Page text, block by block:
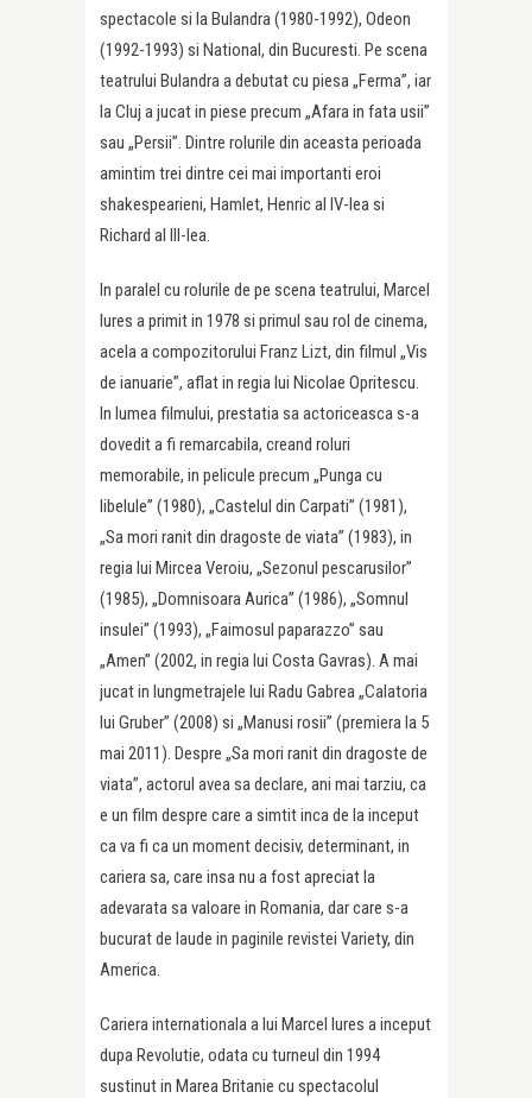
spectacole si la Bulandra (1980-1992), Odeon
(1992-1993) si National, din Bucuresti. Pe scena
teatrului Bulandra a debutat cu piesa „Ferma”, iar
la Cluj a jucat in piese precum „Afara in fata usii”
sau „Persii”. Dintre rolurile din aceasta perioada
amintim trei dintre cei mai importanti eroi
shakespearieni, Hamlet, Henric al IV-lea si
Richard al III-lea.
In paralel cu rolurile de pe scena teatrului, Marcel
Iures a primit in 1978 si primul sau rol de cinema,
acela a compozitorului Franz Lizt, din filmul „Vis
de ianuarie”, aflat in regia lui Nicolae Opritescu.
In lumea filmului, prestatia sa actoriceasca s-a
dovedit a fi remarcabila, creand roluri
memorabile, in pelicule precum „Punga cu
libelule” (1980), „Castelul din Carpati” (1981),
„Sa mori ranit din dragoste de viata” (1983), in
regia lui Mircea Veroiu, „Sezonul pescarusilor”
(1985), „Domnisoara Aurica” (1986), „Somnul
insulei” (1993), „Faimosul paparazzo” sau
„Amen” (2002, in regia lui Costa Gavras). A mai
jucat in lungmetrajele lui Radu Gabrea „Calatoria
lui Gruber” (2008) si „Manusi rosii” (premiera la 5
mai 2011). Despre „Sa mori ranit din dragoste de
viata”, actorul avea sa declare, ani mai tarziu, ca
e un film despre care a simtit inca de la inceput
ca va fi ca un moment decisiv, determinant, in
cariera sa, care insa nu a fost apreciat la
adevarata sa valoare in Romania, dar care s-a
bucurat de laude in paginile revistei Variety, din
America.
Cariera internationala a lui Marcel Iures a inceput
dupa Revolutie, odata cu turneul din 1994
sustinut in Marea Britanie cu spectacolul